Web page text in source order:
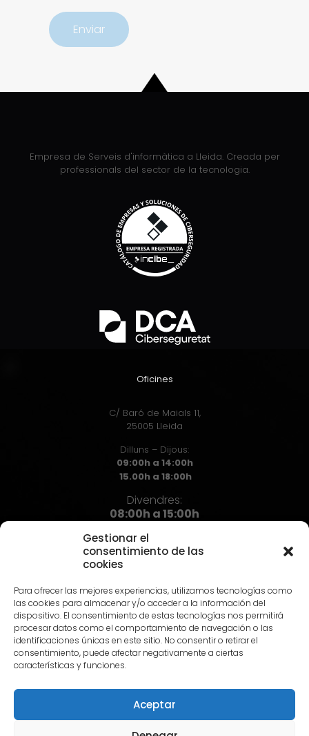
Gestionar el
consentimiento de las
cookies
Para ofrecer las mejores experiencias, utilizamos tecnologías como
las cookies para almacenar y/o acceder a la información del
dispositivo. El consentimiento de estas tecnologías nos permitirá
procesar datos como el comportamiento de navegación o las
identificaciones únicas en este sitio. No consentir o retirar el
consentimiento, puede afectar negativamente a ciertas
características y funciones.
Aceptar
Empresa de Serveis d'informàtica a Lleida. Creada per
professionals del sector de la tecnologia.
Oficines
C/ Baró de Maials 11,
25005 Lleida
Dilluns – Dijous:
09:00h a 14:00h
15.00h a 18:00h
Divendres:
08:00h a 15:00h
973 72 71 72
info@hst.cat
© 2024 HST |Avís Legal|Política de privadesa|Política
de Cookies